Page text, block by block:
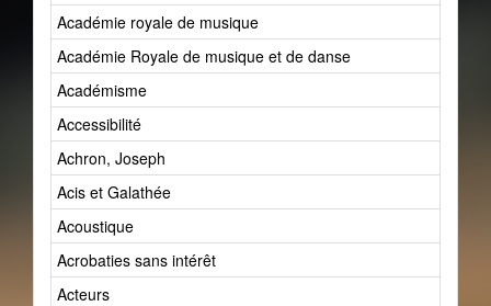
Académie royale de musique
Académie Royale de musique et de danse
Académisme
Accessibilité
Achron, Joseph
Acis et Galathée
Acoustique
Acrobaties sans intérêt
Acteurs